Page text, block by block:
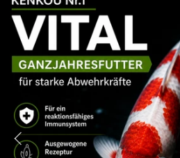
DIREKT
ZU
DEN
PRODUKTINFORMATIONEN